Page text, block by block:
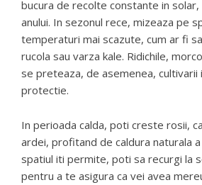
bucura de recolte constante in
anului. In sezonul rece, mizeaza pe
temperaturi mai scazute, cum ar fi
rucola sau varza kale. Ridichile,
se preteaza, de asemenea, cultivarii
protectie.
In perioada calda, poti creste rosii,
ardei, profitand de caldura naturala a
spatiul iti permite, poti sa recurgi la
pentru a te asigura ca vei avea